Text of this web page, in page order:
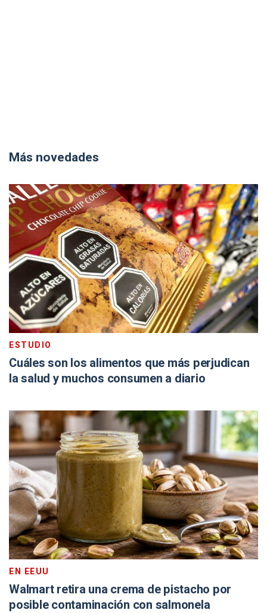
Más novedades
ESTUDIO
Cuáles son los alimentos que más perjudican
la salud y muchos consumen a diario
EN EEUU
Walmart retira una crema de pistacho por
posible contaminación con salmonela